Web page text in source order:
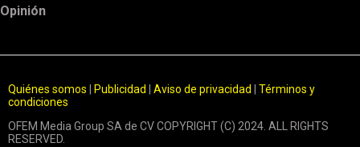
Opinión
Quiénes somos Publicidad Aviso de privacidad
Términos y
condiciones
OFEM Media Group SA de CV COPYRIGHT (C) 2024. ALL RIGHTS
RESERVED.